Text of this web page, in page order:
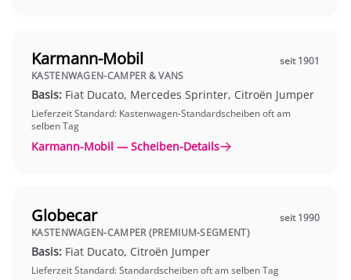
Karmann-Mobil
seit 1901
KASTENWAGEN-CAMPER & VANS
Basis: Fiat Ducato, Mercedes Sprinter, Citroën Jumper
Lieferzeit Standard: Kastenwagen-Standardscheiben oft am
selben Tag
Karmann-Mobil — Scheiben-Details
Globecar
seit 1990
KASTENWAGEN-CAMPER (PREMIUM-SEGMENT)
Basis: Fiat Ducato, Citroën Jumper
Lieferzeit Standard: Standardscheiben oft am selben Tag